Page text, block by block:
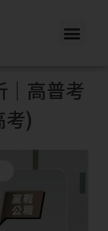
高普考
考)